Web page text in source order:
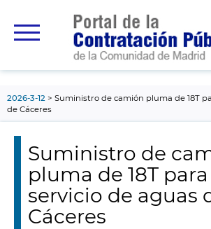
principal
2026-3-12
Suministro de camión pluma de 18T
de Cáceres
Suministro de
pluma de 18T para
servicio de aguas
Cáceres